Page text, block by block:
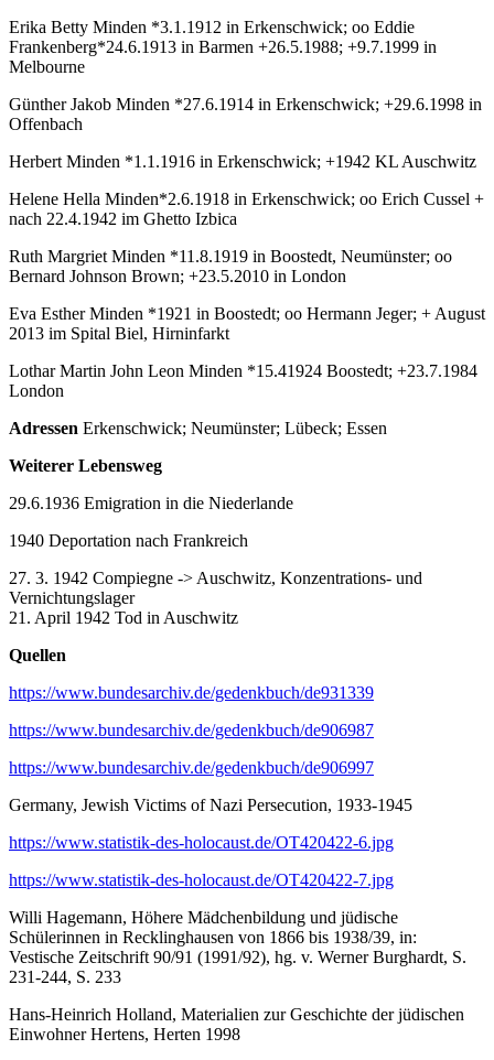
Erika Betty Minden *3.1.1912 in Erkenschwick; oo Eddie
Frankenberg*24.6.1913 in Barmen +26.5.1988; +9.7.1999 in
Melbourne
Günther Jakob Minden *27.6.1914 in Erkenschwick; +29.6.1998 in
Offenbach
Herbert Minden *1.1.1916 in Erkenschwick; +1942 KL Auschwitz
Helene Hella Minden*2.6.1918 in Erkenschwick; oo Erich Cussel +
nach 22.4.1942 im Ghetto Izbica
Ruth Margriet Minden *11.8.1919 in Boostedt, Neumünster; oo
Bernard Johnson Brown; +23.5.2010 in London
Eva Esther Minden *1921 in Boostedt; oo Hermann Jeger; + August
2013 im Spital Biel, Hirninfarkt
Lothar Martin John Leon Minden *15.41924 Boostedt; +23.7.1984
London
Adressen Erkenschwick; Neumünster; Lübeck; Essen
Weiterer Lebensweg
29.6.1936 Emigration in die Niederlande
1940 Deportation nach Frankreich
27. 3. 1942 Compiegne -> Auschwitz, Konzentrations- und
Vernichtungslager
21. April 1942 Tod in Auschwitz
Quellen
https://www.bundesarchiv.de/gedenkbuch/de931339
https://www.bundesarchiv.de/gedenkbuch/de906987
https://www.bundesarchiv.de/gedenkbuch/de906997
Germany, Jewish Victims of Nazi Persecution, 1933-1945
https://www.statistik-des-holocaust.de/OT420422-6.jpg
https://www.statistik-des-holocaust.de/OT420422-7.jpg
Willi Hagemann, Höhere Mädchenbildung und jüdische
Schülerinnen in Recklinghausen von 1866 bis 1938/39, in:
Vestische Zeitschrift 90/91 (1991/92), hg. v. Werner Burghardt, S.
231-244, S. 233
Hans-Heinrich Holland, Materialien zur Geschichte der jüdischen
Einwohner Hertens, Herten 1998